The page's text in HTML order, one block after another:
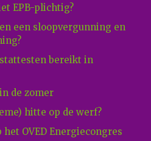
EPB-plichtig?
een sloopvergunning en
bereikt in
de zomer
hitte op de werf?
OVED Energiecongres